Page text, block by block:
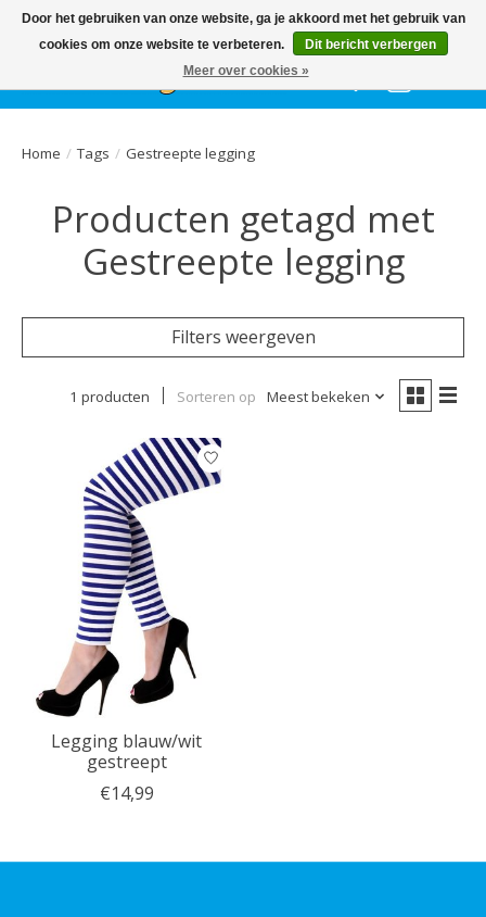
HetGEHELE jaar, grote collectie feestkleding & accessoires |
Ballonnen | Schmink | Bedrukking | Altijd gratis parkeren
Verlanglijst
Home / Tags / Gestreepte legging
Producten getagd met
Gestreepte legging
Filters weergeven
1 producten Sorteren op Meest bekeken
Legging blauw/wit
gestreept
€14,99
Door het gebruiken van onze website, ga je akkoord met het gebruik van
cookies om onze website te verbeteren.
Dit bericht verbergen
Meer over cookies »